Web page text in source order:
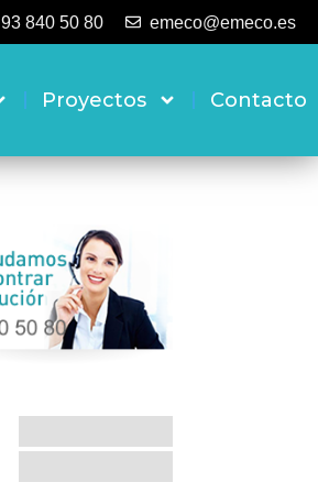
93 840 50 80 emeco@emeco.es
Proyectos Contacto